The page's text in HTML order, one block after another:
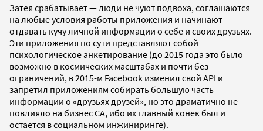
Затея срабатывает — люди не чуют подвоха, соглашаются
на любые условия работы приложения и начинают
отдавать кучу личной информации о себе и своих друзьях.
Эти приложения по сути представляют собой
психологическое анкетирование (до 2015 года это было
возможно в космических масштабах и почти без
ограничений, в 2015-м Facebook изменил свой API и
запретил приложениям собирать большую часть
информации о «друзьях друзей», но это драматично не
повлияло на бизнес CA, ибо их главный конек был и
остается в социальном инжиниринге).